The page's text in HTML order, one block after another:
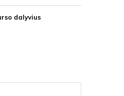
dalyvius